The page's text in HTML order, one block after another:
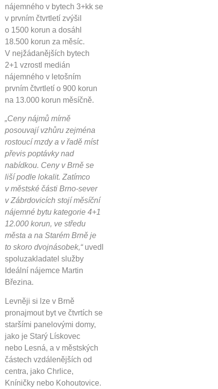
nájemného v bytech 3+kk se
v prvním čtvrtletí zvýšil
o 1500 korun a dosáhl
18.500 korun za měsíc.
V nejžádanějších bytech
2+1 vzrostl medián
nájemného v letošním
prvním čtvrtletí o 900 korun
na 13.000 korun měsíčně.
„Ceny nájmů mírně
posouvají vzhůru zejména
rostoucí mzdy a v řadě míst
převis poptávky nad
nabídkou. Ceny v Brně se
liší podle lokalit. Zatímco
v městské části Brno-sever
v Zábrdovicích stojí měsíční
nájemné bytu kategorie 4+1
12.000 korun, ve středu
města a na Starém Brně je
to skoro dvojnásobek,“uvedl
spoluzakladatel služby
Ideální nájemce Martin
Březina.
Levněji si lze v Brně
pronajmout byt ve čtvrtích se
staršími panelovými domy,
jako je Starý Lískovec
nebo Lesná, a v městských
částech vzdálenějších od
centra, jako Chrlice,
Kníničky nebo Kohoutovice.